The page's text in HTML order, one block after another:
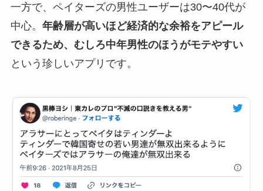
一方で、ペイターズの男性ユーザーは30〜40代が
中心。 年齢層が高いほど経済的な余裕をアピール
できるため、むしろ中年男性のほうがモテやすい
という珍しいアプリです。